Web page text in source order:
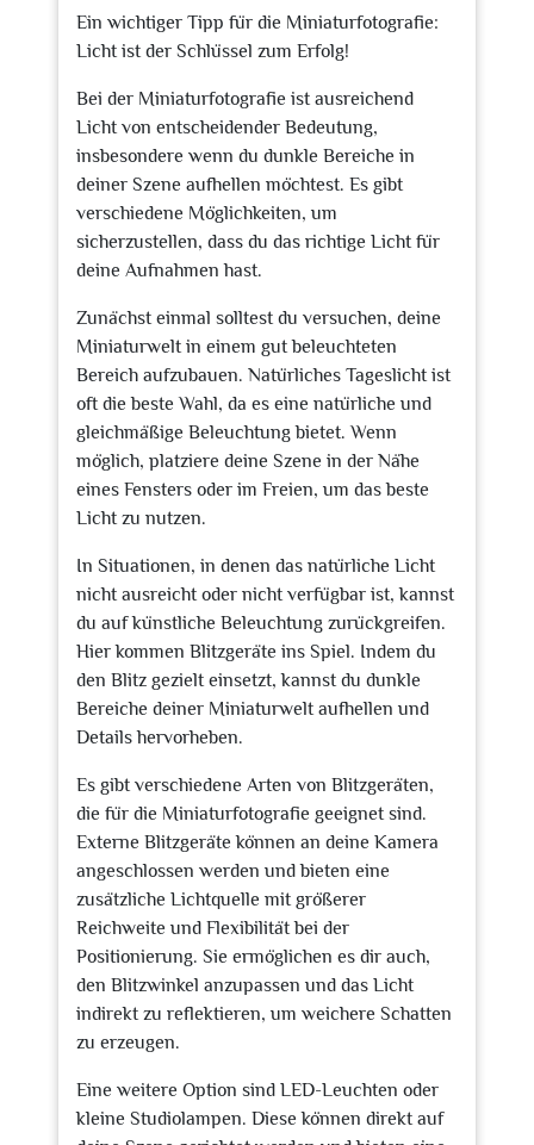
Ein wichtiger Tipp für die Miniaturfotografie:
Licht ist der Schlüssel zum Erfolg!
Bei der Miniaturfotografie ist ausreichend
Licht von entscheidender Bedeutung,
insbesondere wenn du dunkle Bereiche in
deiner Szene aufhellen möchtest. Es gibt
verschiedene Möglichkeiten, um
sicherzustellen, dass du das richtige Licht für
deine Aufnahmen hast.
Zunächst einmal solltest du versuchen, deine
Miniaturwelt in einem gut beleuchteten
Bereich aufzubauen. Natürliches Tageslicht ist
oft die beste Wahl, da es eine natürliche und
gleichmäßige Beleuchtung bietet. Wenn
möglich, platziere deine Szene in der Nähe
eines Fensters oder im Freien, um das beste
Licht zu nutzen.
In Situationen, in denen das natürliche Licht
nicht ausreicht oder nicht verfügbar ist, kannst
du auf künstliche Beleuchtung zurückgreifen.
Hier kommen Blitzgeräte ins Spiel. Indem du
den Blitz gezielt einsetzt, kannst du dunkle
Bereiche deiner Miniaturwelt aufhellen und
Details hervorheben.
Es gibt verschiedene Arten von Blitzgeräten,
die für die Miniaturfotografie geeignet sind.
Externe Blitzgeräte können an deine Kamera
angeschlossen werden und bieten eine
zusätzliche Lichtquelle mit größerer
Reichweite und Flexibilität bei der
Positionierung. Sie ermöglichen es dir auch,
den Blitzwinkel anzupassen und das Licht
indirekt zu reflektieren, um weichere Schatten
zu erzeugen.
Eine weitere Option sind LED-Leuchten oder
kleine Studiolampen. Diese können direkt auf